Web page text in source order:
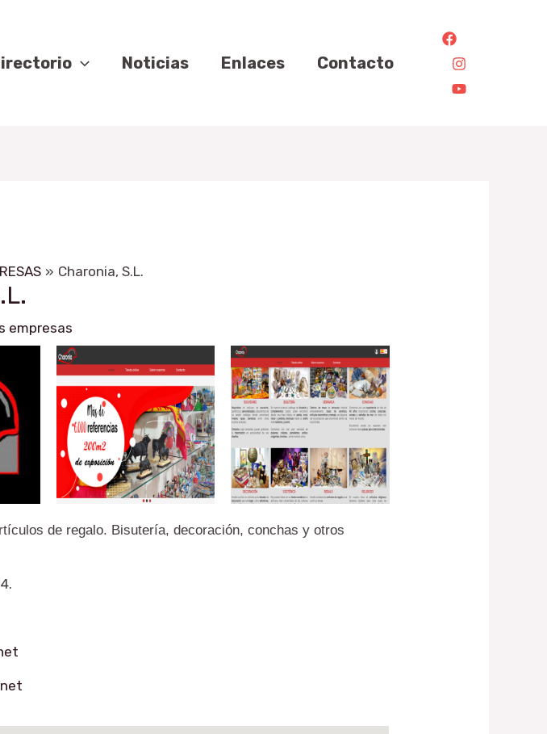
Noticias Enlaces Contacto
Charonia, S.L.
empresas
de regalo. Bisutería, decoración, conchas y otros
.